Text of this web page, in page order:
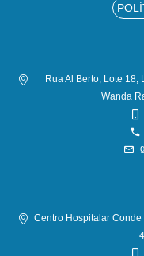
Rua Al Berto, Lote 18,
Wanda
Centro Hospitalar